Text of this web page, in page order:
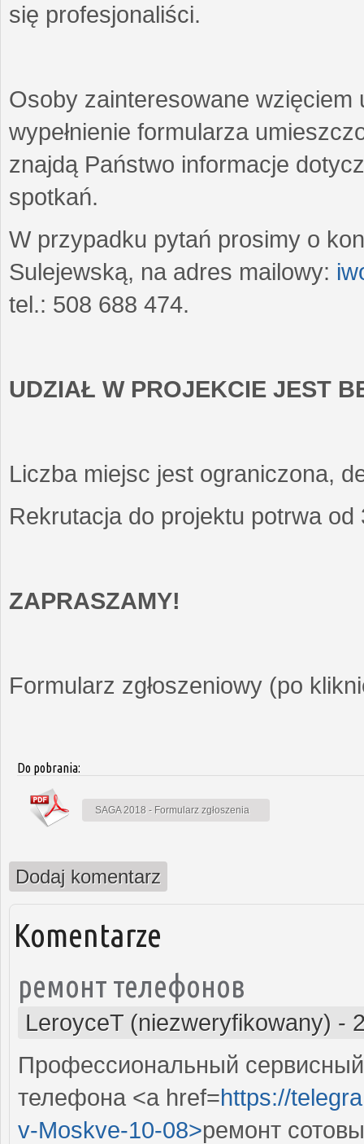
się profesjonaliści.
Osoby zainteresowane wzięciem
wypełnienie formularza
znajdą Państwo informacje
spotkań.
W przypadku pytań prosimy o
Sulejewską, na adres mailowy:
tel.: 508 688 474.
UDZIAŁ W PROJEKCIE JEST
Liczba miejsc jest ograniczona,
Rekrutacja do projektu potrwa
ZAPRASZAMY!
Formularz zgłoszeniowy (po
Do pobrania:
SAGA 2018 - Formularz zgłoszenia
Dodaj komentarz
Komentarze
ремонт телефонов
LeroyceT (niezweryfikowany) -
Профессиональный сервисный
телефона <a href=https://
v-Moskve-10-08>ремонт